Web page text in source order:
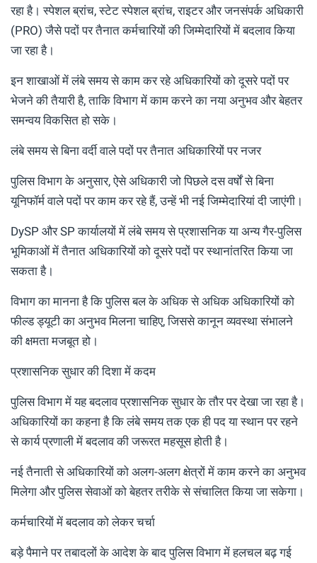
रहा है। स्पेशल ब्रांच, स्टेट स्पेशल ब्रांच, राइटर और जनसंपर्क अधिकारी
(PRO) जैसे पदों पर तैनात कर्मचारियों की जिम्मेदारियों में बदलाव किया
जा रहा है।
इन शाखाओं में लंबे समय से काम कर रहे अधिकारियों को दूसरे पदों पर
भेजने की तैयारी है, ताकि विभाग में काम करने का नया अनुभव और बेहतर
समन्वय विकसित हो सके।
लंबे समय से बिना वर्दी वाले पदों पर तैनात अधिकारियों पर नजर
पुलिस विभाग के अनुसार, ऐसे अधिकारी जो पिछले दस वर्षों से बिना
यूनिफॉर्म वाले पदों पर काम कर रहे हैं, उन्हें भी नई जिम्मेदारियां दी जाएंगी।
DySP और SP कार्यालयों में लंबे समय से प्रशासनिक या अन्य गैर-पुलिस
भूमिकाओं में तैनात अधिकारियों को दूसरे पदों पर स्थानांतरित किया जा
सकता है।
विभाग का मानना है कि पुलिस बल के अधिक से अधिक अधिकारियों को
फील्ड ड्यूटी का अनुभव मिलना चाहिए, जिससे कानून व्यवस्था संभालने
की क्षमता मजबूत हो।
प्रशासनिक सुधार की दिशा में कदम
पुलिस विभाग में यह बदलाव प्रशासनिक सुधार के तौर पर देखा जा रहा है।
अधिकारियों का कहना है कि लंबे समय तक एक ही पद या स्थान पर रहने
से कार्य प्रणाली में बदलाव की जरूरत महसूस होती है।
नई तैनाती से अधिकारियों को अलग-अलग क्षेत्रों में काम करने का अनुभव
मिलेगा और पुलिस सेवाओं को बेहतर तरीके से संचालित किया जा सकेगा।
कर्मचारियों में बदलाव को लेकर चर्चा
बड़े पैमाने पर तबादलों के आदेश के बाद पुलिस विभाग में हलचल बढ़ गई